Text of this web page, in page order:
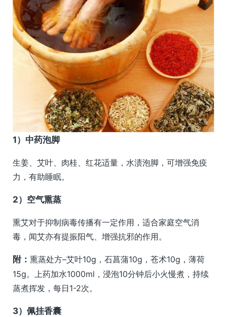
1）中药泡脚
生姜、艾叶、肉桂、红花适量，水渍泡脚，可增强免疫
力，有助睡眠。
2）空气熏蒸
熏艾对于抑制病毒传播有一定作用，适合家庭空气消
毒，闻艾亦有提振阳气、增强抗邪的作用。
附： 熏蒸处方–艾叶10g，石菖蒲10g，苍术10g，薄荷
15g。上药加水1000ml，浸泡10分钟后小火慢煮，持续
蒸煮挥发，每日1-2次。
3）佩挂香囊